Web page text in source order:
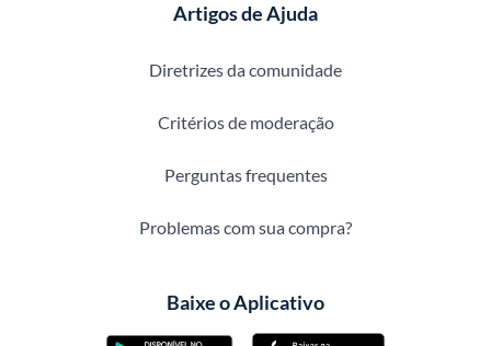
Artigos de Ajuda
Diretrizes da comunidade
Critérios de moderação
Perguntas frequentes
Problemas com sua compra?
Baixe o Aplicativo